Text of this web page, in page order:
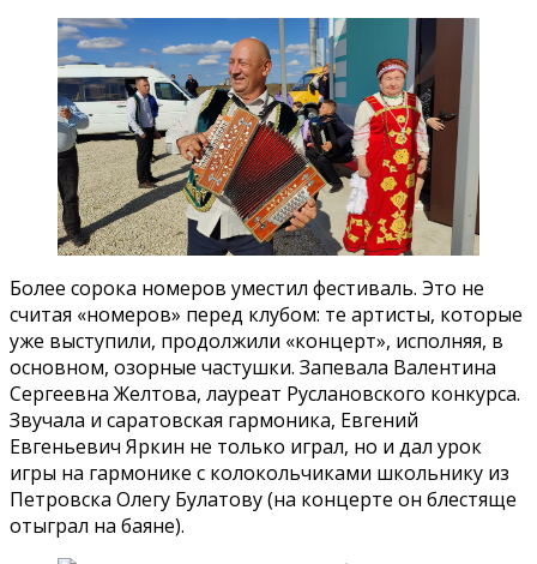
Более сорока номеров уместил фестиваль. Это не
считая «номеров» перед клубом: те артисты, которые
уже выступили, продолжили «концерт», исполняя, в
основном, озорные частушки. Запевала Валентина
Сергеевна Желтова, лауреат Руслановского конкурса.
Звучала и саратовская гармоника, Евгений
Евгеньевич Яркин не только играл, но и дал урок
игры на гармонике с колокольчиками школьнику из
Петровска Олегу Булатову (на концерте он блестяще
отыграл на баяне).